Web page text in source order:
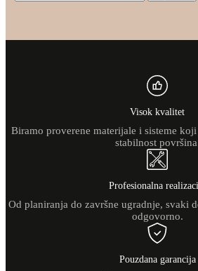
Visok kvalitet
Biramo proverene materijale i sisteme
stabilnost
Profesionalna
Od planiranja do završne ugradnje, svaki
odgovorno.
Pouzdana garancija